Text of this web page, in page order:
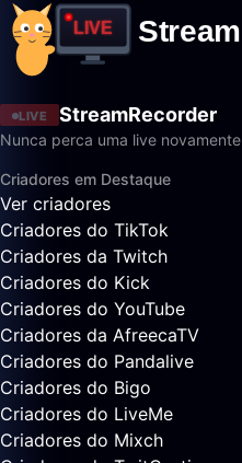
LIVE StreamRecorder
Nunca perca uma live novamente
Criadores em Destaque
Ver criadores
Criadores do TikTok
Criadores da Twitch
Criadores do Kick
Criadores do YouTube
Criadores da AfreecaTV
Criadores do Pandalive
Criadores do Bigo
Criadores do LiveMe
Criadores do Mixch